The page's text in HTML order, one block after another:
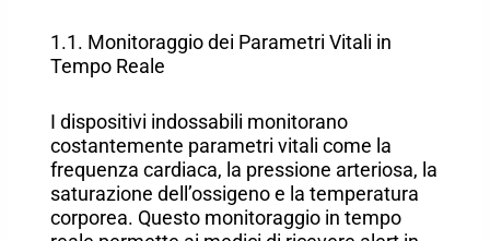
1.1. Monitoraggio dei Parametri Vitali in
Tempo Reale
I dispositivi indossabili monitorano
costantemente parametri vitali come la
frequenza cardiaca, la pressione arteriosa, la
saturazione dell’ossigeno e la temperatura
corporea. Questo monitoraggio in tempo